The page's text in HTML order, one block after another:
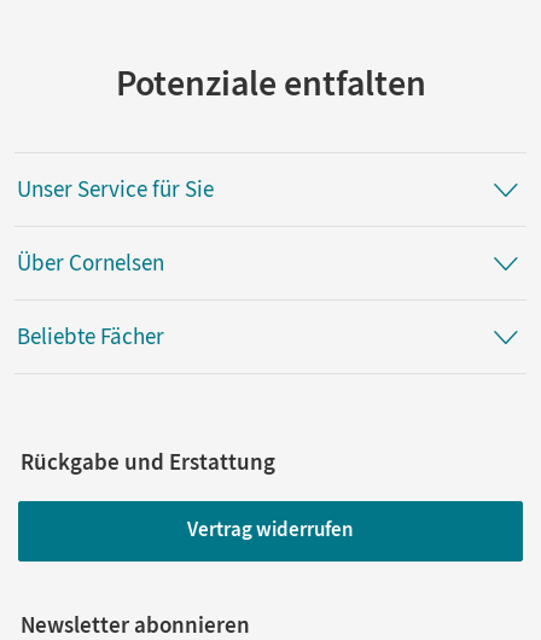
Potenziale entfalten
Unser Service für Sie
Über Cornelsen
Beliebte Fächer
Rückgabe und Erstattung
Vertrag widerrufen
Newsletter abonnieren